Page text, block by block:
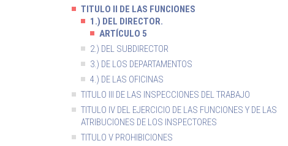
TITULO II DE LAS FUNCIONES
1.) DEL DIRECTOR.
ARTÍCULO 5
2.) DEL SUBDIRECTOR
3.) DE LOS DEPARTAMENTOS
4.) DE LAS OFICINAS
TITULO III DE LAS INSPECCIONES DEL TRABAJO
TITULO IV DEL EJERCICIO DE LAS FUNCIONES Y DE LAS
ATRIBUCIONES DE LOS INSPECTORES
TITULO V PROHIBICIONES